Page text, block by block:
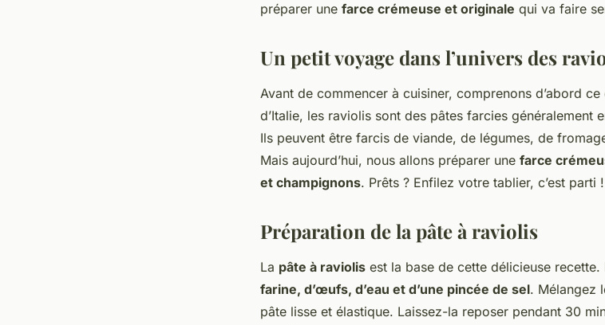
préparer une farce crémeuse et originale qui va faire
Un petit voyage dans l’univers des
Avant de commencer à cuisiner, comprenons d’abord
d’Italie, les raviolis sont des pâtes farcies généralement
Ils peuvent être farcis de viande, de légumes, de
Mais aujourd’hui, nous allons préparer une farce
et champignons. Prêts ? Enfilez votre tablier, c’est parti !
Préparation de la pâte à raviolis
La pâte à raviolis est la base de cette délicieuse
farine, d’œufs, d’eau et d’une pincée de sel. Mélangez
pâte lisse et élastique. Laissez-la reposer pendant 30